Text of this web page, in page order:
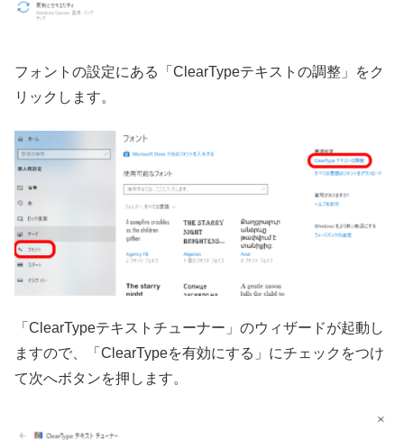
フォントの設定にある「ClearTypeテキストの調整」をク
リックします。
「ClearTypeテキストチューナー」のウィザードが起動し
ますので、「ClearTypeを有効にする」にチェックをつけ
て次へボタンを押します。